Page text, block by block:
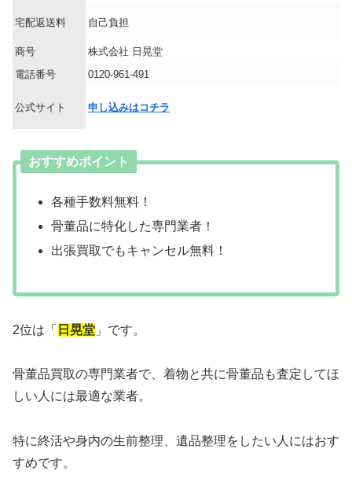
宅配返送料 自己負担
商号
株式会社 日晃堂
電話番号
0120-961-491
公式サイト 申し込みはコチラ
おすすめポイント
各種手数料無料！
骨董品に特化した専門業者！
出張買取でもキャンセル無料！
2位は「 日晃堂 」です。
骨董品買取の専門業者で、着物と共に骨董品も査定してほ
しい人には最適な業者。
特に終活や身内の生前整理、遺品整理をしたい人にはおす
すめです。